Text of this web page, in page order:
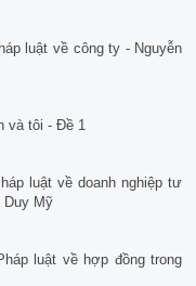
luật về công ty - Nguyễn
và tôi - Đề 1
luật về doanh nghiệp tư
Duy Mỹ
luật về hợp đồng trong